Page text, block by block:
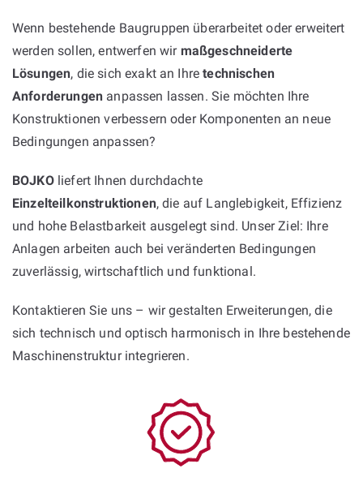
Wenn bestehende Baugruppen überarbeitet oder erweitert
werden sollen, entwerfen wir maßgeschneiderte
Lösungen, die sich exakt an Ihretechnischen
Anforderungen anpassen lassen. Sie möchten Ihre
Konstruktionen verbessern oder Komponenten an neue
Bedingungen anpassen?
BOJKOliefert Ihnen durchdachte
Einzelteilkonstruktionen, die auf Langlebigkeit, Effizienz
und hohe Belastbarkeit ausgelegt sind. Unser Ziel: Ihre
Anlagen arbeiten auch bei veränderten Bedingungen
zuverlässig, wirtschaftlich und funktional.
Kontaktieren Sie uns – wir gestalten Erweiterungen, die
sich technisch und optisch harmonisch in Ihre bestehende
Maschinenstruktur integrieren.